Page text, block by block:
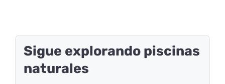
Sigue explorando piscinas
naturales